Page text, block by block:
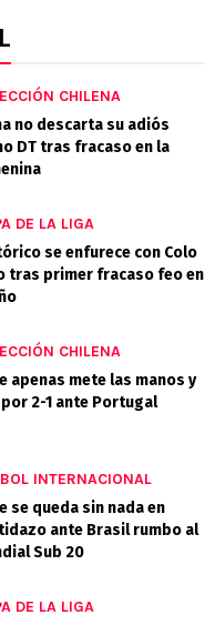
CHILENA
no descarta su adiós
DT tras fracaso en la
DE LA LIGA
se enfurece con Colo
tras primer fracaso feo en
CHILENA
apenas mete las manos y
por 2-1 ante Portugal
INTERNACIONAL
se queda sin nada en
ante Brasil rumbo al
Sub 20
DE LA LIGA